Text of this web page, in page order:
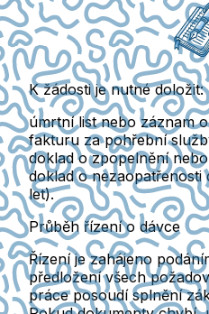
K žádosti je nutné doložit:
úmrtní list nebo záznam
fakturu za pohřební
doklad o zpopelnění
doklad o nezaopatřenosti
let).
Průběh řízení o dávce
Řízení je zahájeno
předložení všech
práce posoudí splnění